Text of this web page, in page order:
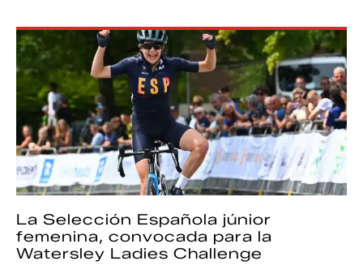
La Selección Española júnior
femenina, convocada para la
Watersley Ladies Challenge